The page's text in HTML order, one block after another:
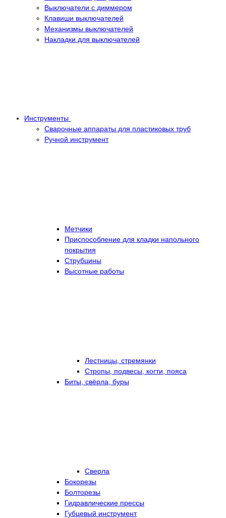
Выключатели с диммером
Клавиши выключателей
Механизмы выключателей
Накладки для выключателей
Инструменты
Сварочные аппараты для пластиковых труб
Ручной инструмент
Метчики
Приспособление для кладки напольного
покрытия
Струбцины
Высотные работы
Лестницы, стремянки
Стропы, подвесы, когти, пояса
Биты, свёрла, буры
Сверла
Бокорезы
Болторезы
Гидравлические прессы
Губцевый инструмент